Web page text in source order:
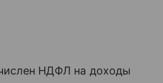
НДФЛ на доходы